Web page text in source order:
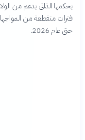
بحكمها الذاتي بدعم من
فترات متقطعة من
حتى عام 2026.